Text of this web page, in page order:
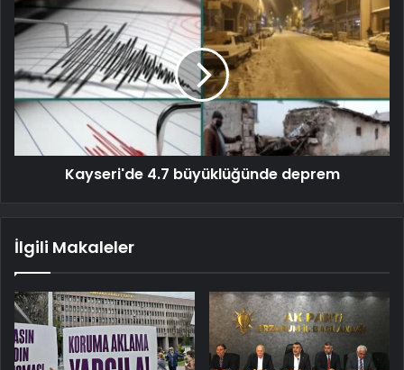
Kayseri'de 4.7 büyüklüğünde deprem
İlgili Makaleler